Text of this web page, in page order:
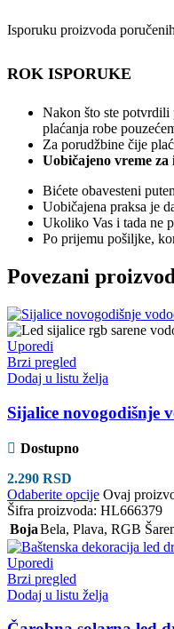
Isporuku proizvoda
ROK ISPORUKE
Nakon što ste potvrdili
plaćanja robe
Za porudžbine čije
Uobičajeno vreme
Bićete obavesteni
Uobičajena praksa je
Ukoliko Vas i tada ne
Po prijemu pošiljke,
Povezani
Uporedi
Brzi pregled
Dodaj u listu želja
Sijalice novogodišnje
Dostupno
2.290 RSD
Odaberite opcije Ovaj
Šifra proizvoda: HL666379
BojaBela, Plava, RGB
Uporedi
Brzi pregled
Dodaj u listu želja